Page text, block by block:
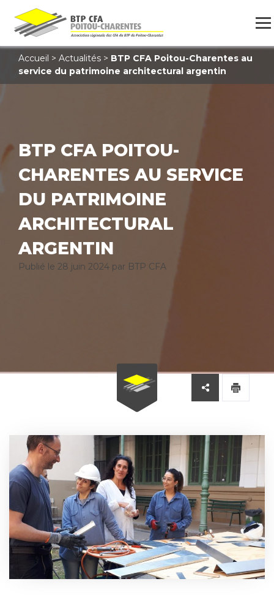
BTP CFA POITOU-
CHARENTES AU SERVICE
DU PATRIMOINE
ARCHITECTURAL
ARGENTIN
Publié le 28 juin 2024 par BTP CFA
Accueil > Actualités > BTP CFA Poitou-Charentes au
service du patrimoine architectural argentin